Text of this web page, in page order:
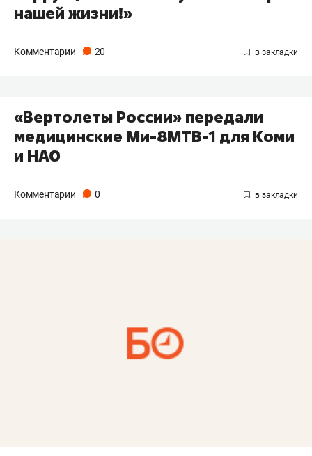
нашей жизни!»
Комментарии 20
«Вертолеты России» передали
медицинские Ми-8МТВ-1 для Коми
и НАО
Комментарии 0